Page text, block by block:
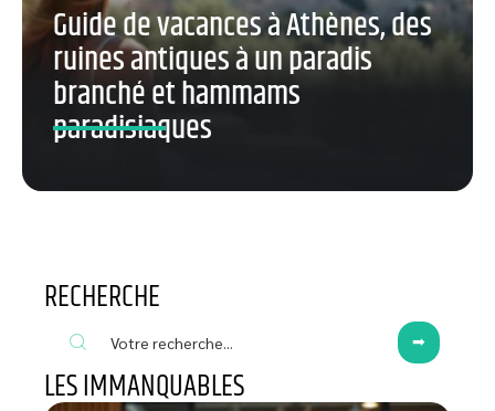
Guide de vacances à Athènes, des
ruines antiques à un paradis
branché et hammams
paradisiaques
RECHERCHE
LES IMMANQUABLES